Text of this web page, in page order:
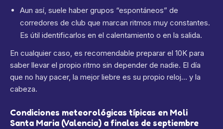
Aun así, suele haber grupos “espontáneos” de
corredores de club que marcan ritmos muy constantes.
Es útil identificarlos en el calentamiento o en la salida.
En cualquier caso, es recomendable preparar el 10K para
saber llevar el propio ritmo sin depender de nadie. El día
que no hay pacer, la mejor liebre es su propio reloj… y la
cabeza.
Condiciones meteorológicas típicas en Moli
Santa Maria (Valencia) a finales de septiembre